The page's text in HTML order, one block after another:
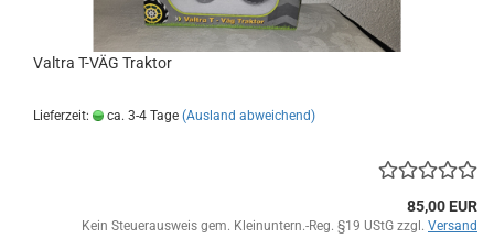
Valtra T-VÄG Traktor
Lieferzeit: ca. 3-4 Tage (Ausland abweichend)
85,00 EUR
Kein Steuerausweis gem. Kleinuntern.-Reg. §19 UStG zzgl. Versand